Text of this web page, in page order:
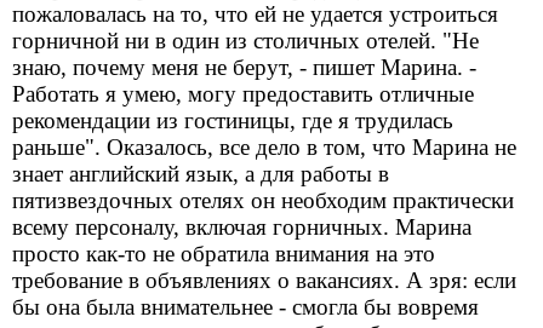
пожаловалась на то, что ей не удается устроиться
горничной ни в один из столичных отелей. "Не
знаю, почему меня не берут, - пишет Марина. -
Работать я умею, могу предоставить отличные
рекомендации из гостиницы, где я трудилась
раньше". Оказалось, все дело в том, что Марина не
знает английский язык, а для работы в
пятизвездочных отелях он необходим практически
всему персоналу, включая горничных. Марина
просто как-то не обратила внимания на это
требование в объявлениях о вакансиях. А зря: если
бы она была внимательнее - смогла бы вовремя